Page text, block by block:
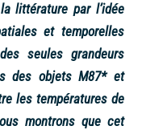
littérature par l’idée
et temporelles
seules grandeurs
des objets M87* et
les températures de
montrons que cet